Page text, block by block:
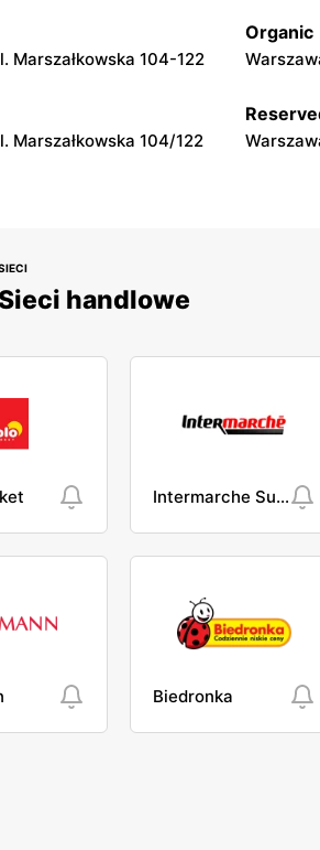
100
moje
Marszałkowska 104-122
Organic
Marszałkowska 104/122
Sieci handlowe
Intermarche Super
Biedronka